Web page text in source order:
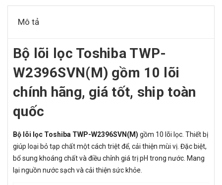
Mô tả
Bộ lõi lọc Toshiba TWP-
W2396SVN(M) gồm 10 lõi
chính hãng, giá tốt, ship toàn
quốc
Bộ lõi lọc Toshiba TWP-W2396SVN(M) gồm 10 lõi lọc. Thiết bị
giúp loại bỏ tạp chất một cách triệt để, cải thiện mùi vị. Đặc biệt,
bổ sung khoáng chất và điều chỉnh giá trị pH trong nước. Mang
lại nguồn nước sạch và cải thiện sức khỏe.